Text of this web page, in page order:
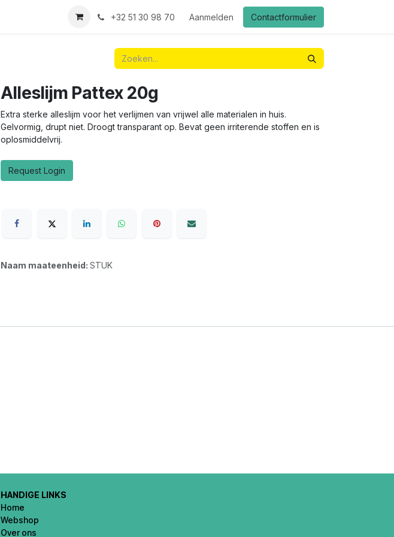
+32 51 30 98 70 Aanmelden Contactformulier
Alleslijm Pattex 20g
Extra sterke alleslijm voor het verlijmen van vrijwel alle materialen in huis.
Gelvormig, drupt niet. Droogt transparant op. Bevat geen irriterende stoffen en is
oplosmiddelvrij.
Request Login
Naam maateenheid: STUK
HANDIGE LINKS
Home
Webshop
Over ons